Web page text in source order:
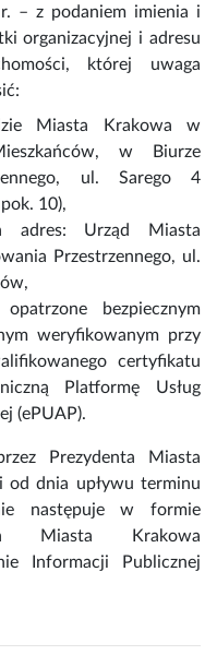
– z podaniem imienia i
organizacyjnej i adresu
której uwaga
Miasta Krakowa w
w Biurze
ul. Sarego 4
10),
adres: Urząd Miasta
Przestrzennego, ul.
bezpiecznym
weryfikowanym przy
certyfikatu
Platformę Usług
(ePUAP).
Prezydenta Miasta
dnia upływu terminu
następuje w formie
Miasta Krakowa
Informacji Publicznej